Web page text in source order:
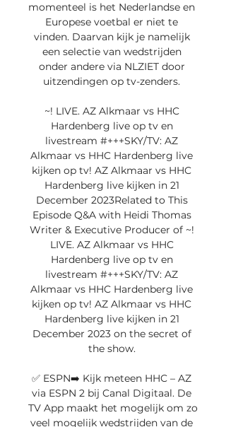
momenteel is het Nederlandse en
Europese voetbal er niet te
vinden. Daarvan kijk je namelijk
een selectie van wedstrijden
onder andere via NLZIET door
uitzendingen op tv-zenders.
~! LIVE. AZ Alkmaar vs HHC
Hardenberg live op tv en
livestream #+++SKY/TV: AZ
Alkmaar vs HHC Hardenberg live
kijken op tv! AZ Alkmaar vs HHC
Hardenberg live kijken in 21
December 2023Related to This
Episode Q&A with Heidi Thomas
Writer & Executive Producer of ~!
LIVE. AZ Alkmaar vs HHC
Hardenberg live op tv en
livestream #+++SKY/TV: AZ
Alkmaar vs HHC Hardenberg live
kijken op tv! AZ Alkmaar vs HHC
Hardenberg live kijken in 21
December 2023 on the secret of
the show.
✅ ESPN➡️ Kijk meteen HHC – AZ
via ESPN 2 bij Canal Digitaal. De
TV App maakt het mogelijk om zo
veel mogelijk wedstrijden van de